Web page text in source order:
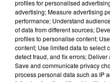
maison d'arrêt de Fleury-
Moretti assure avoir
avec les personnels"de la
ont fait part d'un certain
présenté certaines
avec l'administration
travailler à toutes ces
profiles for personalised
advertising; Measure advertising
performance; Understand
of data from different sources;
profiles to personalise content;
content; Use limited data to select
detect fraud, and fix errors;
Save and communicate privacy
process personal data such as IP